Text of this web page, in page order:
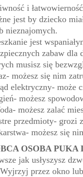
i
jest by dziecko
nieznajomych.
jest
zabaw dla
musisz się
możesz się nim
elektryczny- może
możesz
możesz zalać
przedmioty- grozi
możesz się
OSOBA PUKA
jak usłyszysz
przez okno